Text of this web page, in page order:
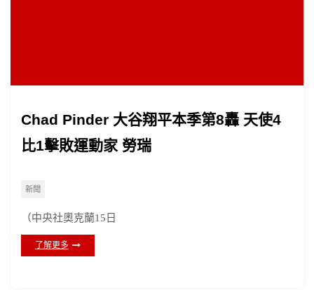
Chad Pinder 大谷翔平本季第8轟 天使4
比1擊敗運動家 勞瑞
新聞
（中央社奧克蘭15日
了解更多